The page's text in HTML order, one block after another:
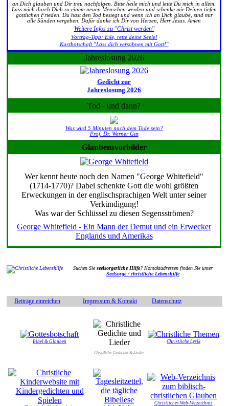
an Dich glauben und Dir treu nachfolgen. Bitte heile mich und leite Du mich in allem.
Lass mich durch Dich zu einem neuen Menschen werden und schenke mir Deinen tiefen
göttlichen Frieden. Du hast den Tod besiegt und wenn ich an Dich glaube, sind mir
alle Sünden vergeben. Dafür danke ich Dir von Herzen, Herr Jesus. Amen
Weitere Infos zu "Christ werden"
Vortrag-Tipp: Eile, rette deine Seele!
Kurzbotschaft "Lass dich versöhnen mit Gott!"
Jahreslosung 2026
Gedicht zur
Jahreslosung 2026
Tod - und dann?
Was wird 5 Minuten nach dem Tode sein?
Prof. Dr. Werner Gitt
Glaubensvorbilder
Wer kennt heute noch den Namen "George Whitefield"
(1714-1770)? Dabei schenkte Gott die wohl größten
Erweckungen in der englischsprachigen Welt unter seiner
Verkündigung!
Was war der Schlüssel zu diesen Segensströmen?
George Whitefield - Ein Mann der Demut und ein Erwecker
Englands und Amerikas
Suchen Sieseelsorgerliche Hilfe? Kontaktadressen finden Sie unter
Seelsorge / christliche Lebenshilfe
Beiträge einreichen Impressum & Kontakt Datenschutz
Bibel & Glauben
Christliche Gedichte & Lieder
Christliche Lyrik
Christliches Web-Verzeichnis